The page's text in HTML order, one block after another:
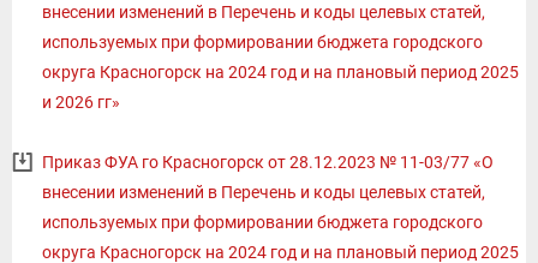
внесении изменений в Перечень и коды целевых статей,
используемых при формировании бюджета городского
округа Красногорск на 2024 год и на плановый период 2025
и 2026 гг»
Приказ ФУА го Красногорск от 28.12.2023 № 11-03/77 «О
внесении изменений в Перечень и коды целевых статей,
используемых при формировании бюджета городского
округа Красногорск на 2024 год и на плановый период 2025